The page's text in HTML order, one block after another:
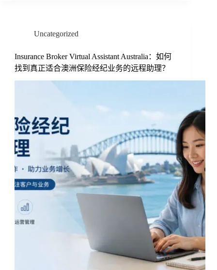
Uncategorized
Insurance Broker Virtual Assistant Australia：如何
找到真正适合澳洲保险经纪业务的远程助理？